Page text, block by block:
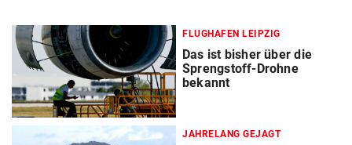
FLUGHAFEN LEIPZIG
Das ist bisher über die
Sprengstoff-Drohne
bekannt
JAHRELANG GEJAGT